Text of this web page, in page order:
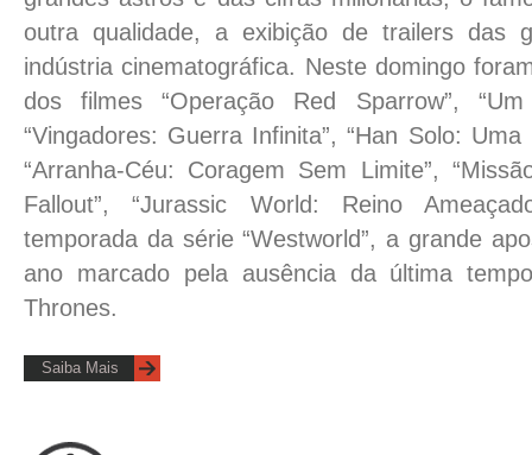
outra qualidade, a exibição de trailers das
indústria cinematográfica. Neste domingo
dos filmes “Operação Red Sparrow”, “Um
“Vingadores: Guerra Infinita”, “Han Solo:
“Arranha-Céu: Coragem Sem Limite”,
Fallout”, “Jurassic World: Reino
temporada da série “Westworld”, a grande
ano marcado pela ausência da última
Thrones.
Saiba Mais